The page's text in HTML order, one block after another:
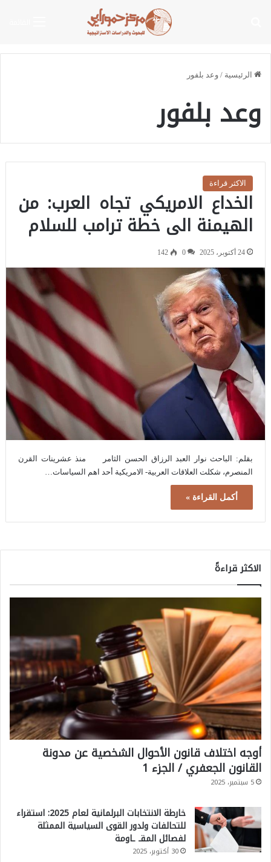
الرئيسية / وعد بلفور
وعد بلفور
الاكثر قراءة
الخداع الامريكي تجاه العرب: من
الهيمنة الى خطة ترامب للسلام
24 أكتوبر، 2025 0
142
بقلم: الباحث نوار العبد الرزاق الحسن الثامر منذ عشرينات القرن
المنصرم، شكلت العلاقات العربية- الامريكية أحد اهم السياسات…
أكمل القراءة »
الاكثر قراءةً
أوجه اختلاف قانون الأحوال الشخصية عن مدونة
القانون الجعفري / الجزء 1
5 سبتمبر، 2025
خارطة الانتخابات البرلمانية لعام 2025: استقراء
للتحالفات ولدور القوى السياسية الممثلة
لفصائل المقـ ـاومة
30 أكتوبر، 2025